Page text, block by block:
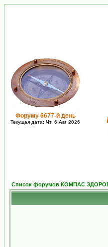
Форуму 6677-й день
Текущая дата: Чт, 6 Авг 2026
Список форумов КОМПАС